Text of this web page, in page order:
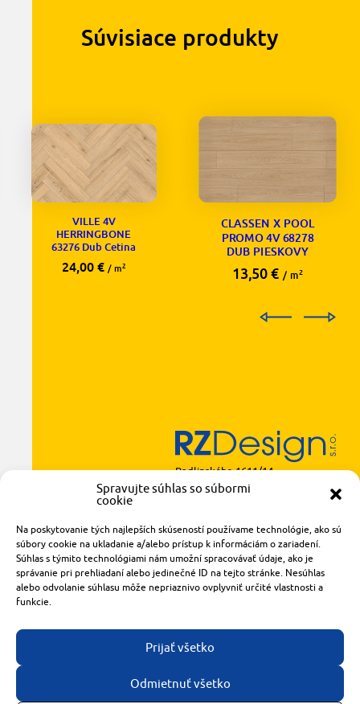
Spravujte súhlas so súbormi
cookie
Na poskytovanie tých najlepších skúseností používame technológie, ako sú
súbory cookie na ukladanie a/alebo prístup k informáciám o zariadení.
Súhlas s týmito technológiami nám umožní spracovávať údaje, ako je
správanie pri prehliadaní alebo jedinečné ID na tejto stránke. Nesúhlas
alebo odvolanie súhlasu môže nepriaznivo ovplyvniť určité vlastnosti a
funkcie.
Prijať všetko
Odmietnuť všetko
Súvisiace produkty
VILLE 4V
HERRINGBONE
63276 Dub Cetina
24,00 € / m2
CLASSEN X POOL
PROMO 4V 68278
DUB PIESKOVY
13,50€ / m2
Radlinského 1611/14
921 01 Piešťany
+421 905 119 087
made with
bytomashalo.com